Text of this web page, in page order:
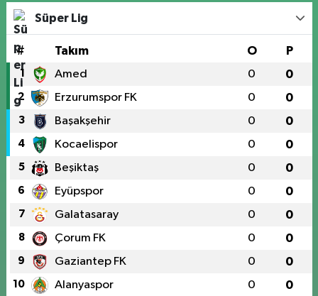
Süper Lig
# Takım O P
1 Amed 0 0
2 Erzurumspor FK 0 0
3 Başakşehir 0 0
4 Kocaelispor 0 0
5 Beşiktaş 0 0
6 Eyüpspor 0 0
7 Galatasaray 0 0
8 Çorum FK 0 0
9 Gaziantep FK 0 0
10 Alanyaspor 0 0